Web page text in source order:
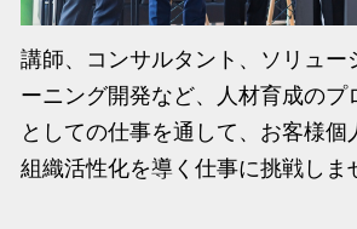
講師、コンサルタント、ソリュー
ーニング開発など、人材育成のプ
としての仕事を通して、お客様個
組織活性化を導く仕事に挑戦しま